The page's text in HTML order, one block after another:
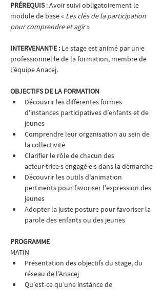
PRÉREQUIS : Avoir suivi obligatoirement le
module de base « Les clés de la participation
pour comprendre et agir »
INTERVENANT·E : Le stage est animé par un·e
professionnel·le de la formation, membre de
l’équipe Anacej.
OBJECTIFS DE LA FORMATION
Découvrir les différentes formes
d'instances participatives d’enfants et de
jeunes
Comprendre leur organisation au sein de
la collectivité
Clarifier le rôle de chacun des
acteur·trice·s engagé·e·s dans la démarche
Découvrir les outils d’animation
pertinents pour favoriser l’expression des
jeunes
Adopter la juste posture pour favoriser la
parole des enfants ou des jeunes
PROGRAMME
MATIN
Présentation des objectifs du stage, du
réseau de l’Anacej
Qu’est-ce qu’une instance de